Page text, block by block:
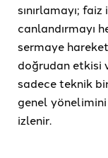
sınırlamayı;
canlandırmayı
sermaye
doğrudan etkisi
sadece teknik
genel
izlenir.